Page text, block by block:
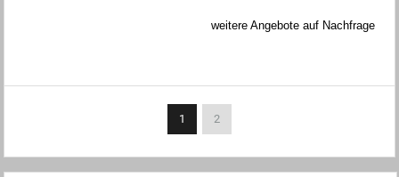
weitere Angebote auf Nachfrage
1 2